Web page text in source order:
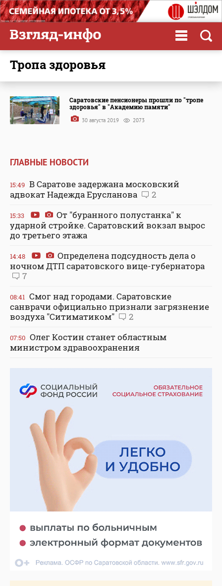
тропа здоровья
Саратовские пенсионеры прошли по "тропе
здоровья" в "Академию памяти"
30 августа 2019 2073
ГЛАВНЫЕ НОВОСТИ
15:49 В Саратове задержана московский
адвокат Надежда Ерусланова
2
15:33
От "буранного полустанка" к
ударной стройке. Саратовский вокзал вырос
до третьего этажа
14:48
Определена подсудность дела о
ночном ДТП саратовского вице-губернатора
7
08:41 Смог над городами. Саратовские
санврачи официально признали загрязнение
воздуха "Ситиматиком"
2
07:50 Олег Костин станет областным
министром здравоохранения